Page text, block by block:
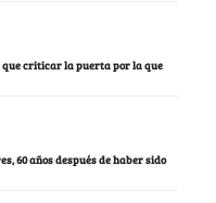
que criticar la puerta por la que
60 años después de haber sido